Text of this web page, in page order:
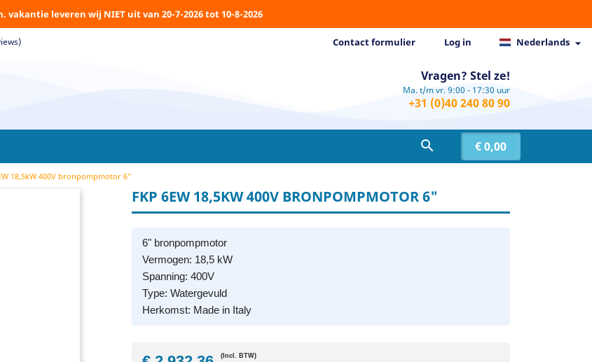
vakantie leveren wij NIET uit van 20-7-2026 tot 10-8-2026
Contact formulier Log in Nederlands 
Vragen? Stel ze!
Ma. t/m vr. 9:00 - 17:30 uur
+31 (0)40 240 80 90
€ 0,00

18,5kW 400V bronpompmotor 6"
FKP 6EW 18,5KW 400V BRONPOMPMOTOR 6"
6" bronpompmotor
Vermogen: 18,5 kW
Spanning: 400V
Type: Watergevuld
Herkomst: Made in Italy
(Incl. BTW)